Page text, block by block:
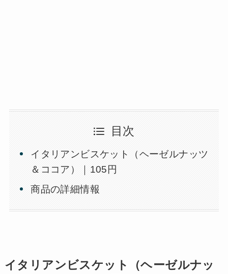
目次
イタリアンビスケット（ヘーゼルナッツ
＆ココア）｜105円
商品の詳細情報
イタリアンビスケット（ヘーゼルナッ